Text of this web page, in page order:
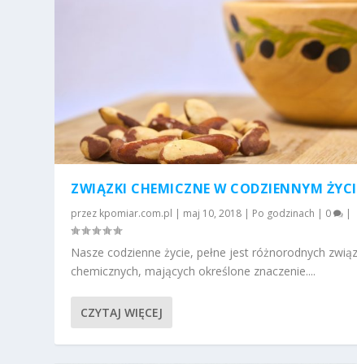
ZWIĄZKI CHEMICZNE W CODZIENNYM
przez kpomiar.com.pl | maj 10, 2018 | Po godzinach | 0 |
Nasze codzienne życie, pełne jest różnorodnych
chemicznych, mających określone znaczenie....
CZYTAJ WIĘCEJ